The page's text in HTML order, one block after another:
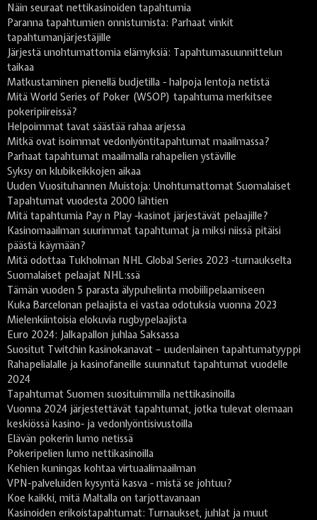
Näin seuraat nettikasinoiden tapahtumia
Paranna tapahtumien onnistumista: Parhaat vinkit
tapahtumanjärjestäjille
Järjestä unohtumattomia elämyksiä: Tapahtumasuunnittelun
taikaa
Matkustaminen pienellä budjetilla - halpoja lentoja netistä
Mitä World Series of Poker (WSOP) tapahtuma merkitsee
pokeripiireissä?
Helpoimmat tavat säästää rahaa arjessa
Mitkä ovat isoimmat vedonlyöntitapahtumat maailmassa?
Parhaat tapahtumat maailmalla rahapelien ystäville
Syksy on klubikeikkojen aikaa
Uuden Vuosituhannen Muistoja: Unohtumattomat Suomalaiset
Tapahtumat vuodesta 2000 lähtien
Mitä tapahtumia Pay n Play -kasinot järjestävät pelaajille?
Kasinomaailman suurimmat tapahtumat ja miksi niissä pitäisi
päästä käymään?
Mitä odottaa Tukholman NHL Global Series 2023 -turnaukselta
Suomalaiset pelaajat NHL:ssä
Tämän vuoden 5 parasta älypuhelinta mobiilipelaamiseen
Kuka Barcelonan pelaajista ei vastaa odotuksia vuonna 2023
Mielenkiintoisia elokuvia rugbypelaajista
Euro 2024: Jalkapallon juhlaa Saksassa
Suositut Twitchin kasinokanavat – uudenlainen tapahtumatyyppi
Rahapelialalle ja kasinofaneille suunnatut tapahtumat vuodelle
2024
Tapahtumat Suomen suosituimmilla nettikasinoilla
Vuonna 2024 järjestettävät tapahtumat, jotka tulevat olemaan
keskiössä kasino- ja vedonlyöntisivustoilla
Elävän pokerin lumo netissä
Pokeripelien lumo nettikasinoilla
Kehien kuningas kohtaa virtuaalimaailman
VPN-palveluiden kysyntä kasva - mistä se johtuu?
Koe kaikki, mitä Maltalla on tarjottavanaan
Kasinoiden erikoistapahtumat: Turnaukset, juhlat ja muut